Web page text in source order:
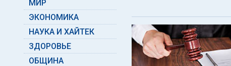
МИР
ЭКОНОМИКА
НАУКА И ХАЙТЕК
ЗДОРОВЬЕ
ОБЩИНА